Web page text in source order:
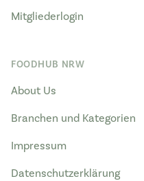
Mitgliederlogin
FOODHUB NRW
About Us
Branchen und Kategorien
Impressum
Datenschutzerklärung